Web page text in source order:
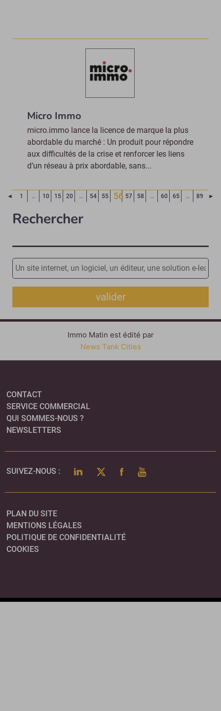
Micro Immo
micro.immo lance la licence de marque la plus
abordable du marché : Un produit pour répondre
aux difficultés de la crise et renforcer les liens
d’un réseau à prix abordable, sans...
◄ Page précédente
1 … 10 15 20 … 54 55
56 57 58 … 60 65 … 89 ►
Rechercher
valider
Immo Matin est édité par
News Tank Cities
CONTACT
SERVICE COMMERCIAL
QUI SOMMES-NOUS ?
NEWSLETTERS
SUIVEZ-NOUS : LINKEDINTWITTERFACEBOOK
YOUTUBE
PLAN DU SITE
MENTIONS LÉGALES
POLITIQUE DE CONFIDENTIALITÉ
COOKIES